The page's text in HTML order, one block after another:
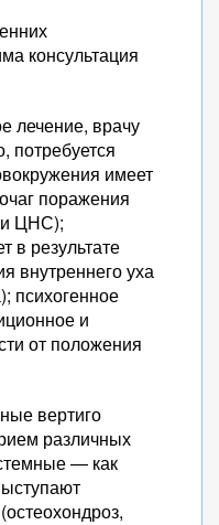
консультация
лечение, врачу
потребуется
имеет
поражения
и ЦНС);
в результате
внутреннего уха
психогенное
и
от положения
вертиго
различных
— как